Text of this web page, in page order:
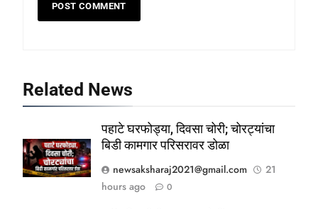
Related News
पहाटे घरफोड्या, दिवसा चोरी; चोरट्यांचा
बिडी कामगार परिसरावर डोळा
newsaksharaj2021@gmail.com
21
hours ago
0